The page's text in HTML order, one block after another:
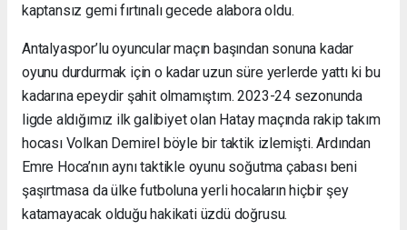
kaptansız gemi fırtınalı gecede alabora oldu.
Antalyaspor’lu oyuncular maçın başından sonuna kadar
oyunu durdurmak için o kadar uzun süre yerlerde yattı ki bu
kadarına epeydir şahit olmamıştım. 2023-24 sezonunda
ligde aldığımız ilk galibiyet olan Hatay maçında rakip takım
hocası Volkan Demirel böyle bir taktik izlemişti. Ardından
Emre Hoca’nın aynı taktikle oyunu soğutma çabası beni
şaşırtmasa da ülke futboluna yerli hocaların hiçbir şey
katamayacak olduğu hakikati üzdü doğrusu.